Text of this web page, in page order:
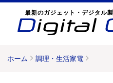
最新のガジェット・デジタル
ホーム 調理・生活家電